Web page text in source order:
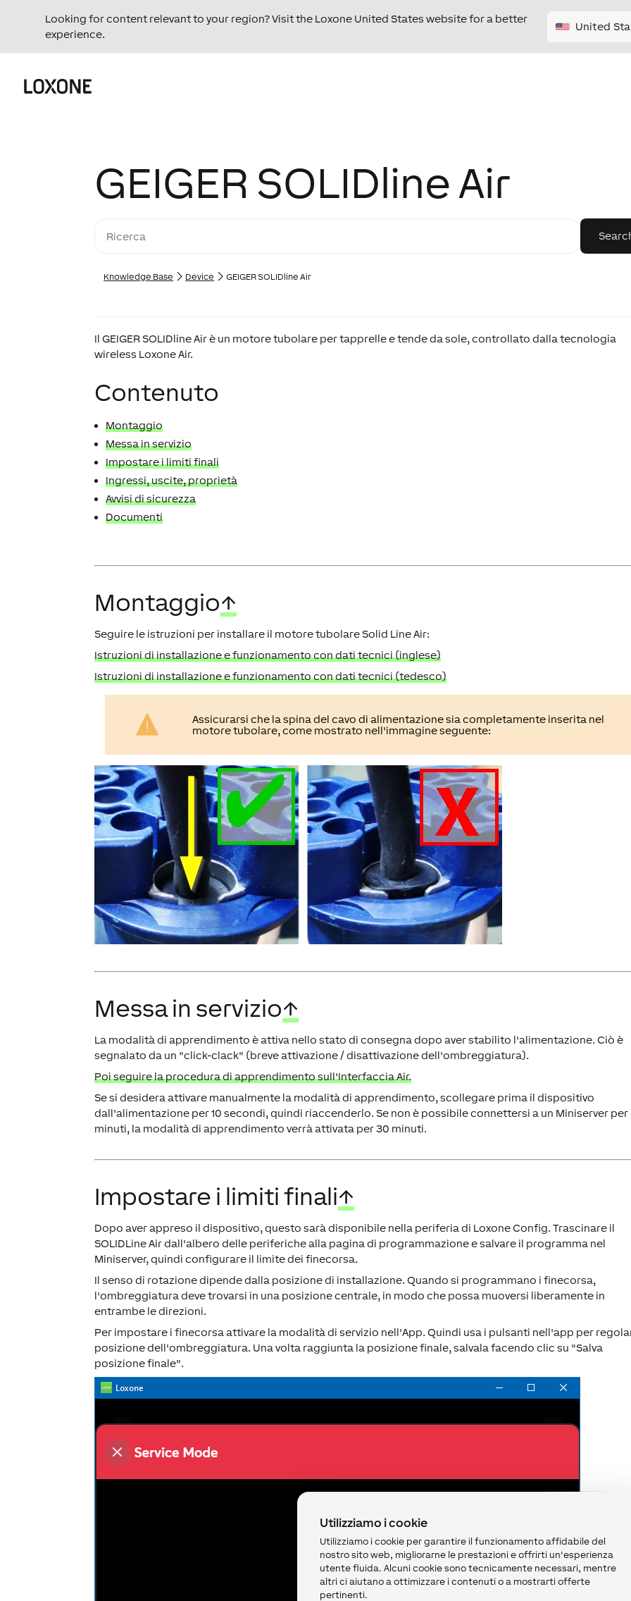
Utilizziamo i cookie
Utilizziamo i cookie per garantire il funzionamento affidabile del
nostro sito web, migliorarne le prestazioni e offrirti un'esperienza
utente fluida. Alcuni cookie sono tecnicamente necessari, mentre
altri ci aiutano a ottimizzare i contenuti o a mostrarti offerte
pertinenti.
Looking for content relevant to your region? Visit the Loxone United States website for a better
experience.
United
GEIGER SOLIDline Air
Knowledge Base Device GEIGER SOLIDline Air
Il GEIGER SOLIDline Air è un motore tubolare per tapprelle e tende da sole, controllato dalla tecnologia
wireless Loxone Air.
Contenuto
Montaggio
Messa in servizio
Impostare i limiti finali
Ingressi, uscite, proprietà
Avvisi di sicurezza
Documenti
Montaggio↑
Seguire le istruzioni per installare il motore tubolare Solid Line Air:
Istruzioni di installazione e funzionamento con dati tecnici (inglese)
Istruzioni di installazione e funzionamento con dati tecnici (tedesco)
Assicurarsi che la spina del cavo di alimentazione sia completamente inserita nel
motore tubolare, come mostrato nell'immagine seguente:
Messa in servizio↑
La modalità di apprendimento è attiva nello stato di consegna dopo aver stabilito l'alimentazione. Ciò è
segnalato da un "click-clack" (breve attivazione / disattivazione dell'ombreggiatura).
Poi seguire la procedura di apprendimento sull'Interfaccia Air.
Se si desidera attivare manualmente la modalità di apprendimento, scollegare prima il dispositivo
dall'alimentazione per 10 secondi, quindi riaccenderlo. Se non è possibile connettersi a un Miniserver per
minuti, la modalità di apprendimento verrà attivata per 30 minuti.
Impostare i limiti finali↑
Dopo aver appreso il dispositivo, questo sarà disponibile nella periferia di Loxone Config. Trascinare il
SOLIDLine Air dall'albero delle periferiche alla pagina di programmazione e salvare il programma nel
Miniserver, quindi configurare il limite dei finecorsa.
Il senso di rotazione dipende dalla posizione di installazione. Quando si programmano i finecorsa,
l'ombreggiatura deve trovarsi in una posizione centrale, in modo che possa muoversi liberamente in
entrambe le direzioni.
Per impostare i finecorsa attivare la modalità di servizio nell'App. Quindi usa i pulsanti nell'app per
posizione dell'ombreggiatura. Una volta raggiunta la posizione finale, salvala facendo clic su "Salva
posizione finale".